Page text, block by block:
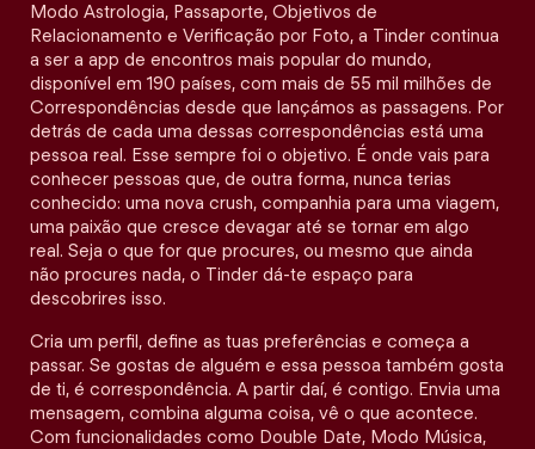
Modo Astrologia, Passaporte, Objetivos de
Relacionamento e Verificação por Foto, a Tinder continua
a ser a app de encontros mais popular do mundo,
disponível em 190 países, com mais de 55 mil milhões de
Correspondências desde que lançámos as passagens. Por
detrás de cada uma dessas correspondências está uma
pessoa real. Esse sempre foi o objetivo. É onde vais para
conhecer pessoas que, de outra forma, nunca terias
conhecido: uma nova crush, companhia para uma viagem,
uma paixão que cresce devagar até se tornar em algo
real. Seja o que for que procures, ou mesmo que ainda
não procures nada, o Tinder dá-te espaço para
descobrires isso.
Cria um perfil, define as tuas preferências e começa a
passar. Se gostas de alguém e essa pessoa também gosta
de ti, é correspondência. A partir daí, é contigo. Envia uma
mensagem, combina alguma coisa, vê o que acontece.
Com funcionalidades como Double Date, Modo Música,